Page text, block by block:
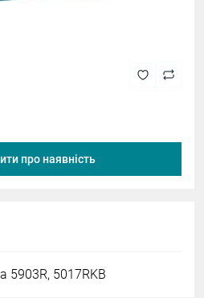
про наявність
5903R, 5017RKB